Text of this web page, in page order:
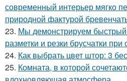
современный интерьер мягко
природной фактурой
23. Мы демонстрируем
разметки и резки брусчатки
24. Как выбрать цвет штор: 3
25. Комната, в которой